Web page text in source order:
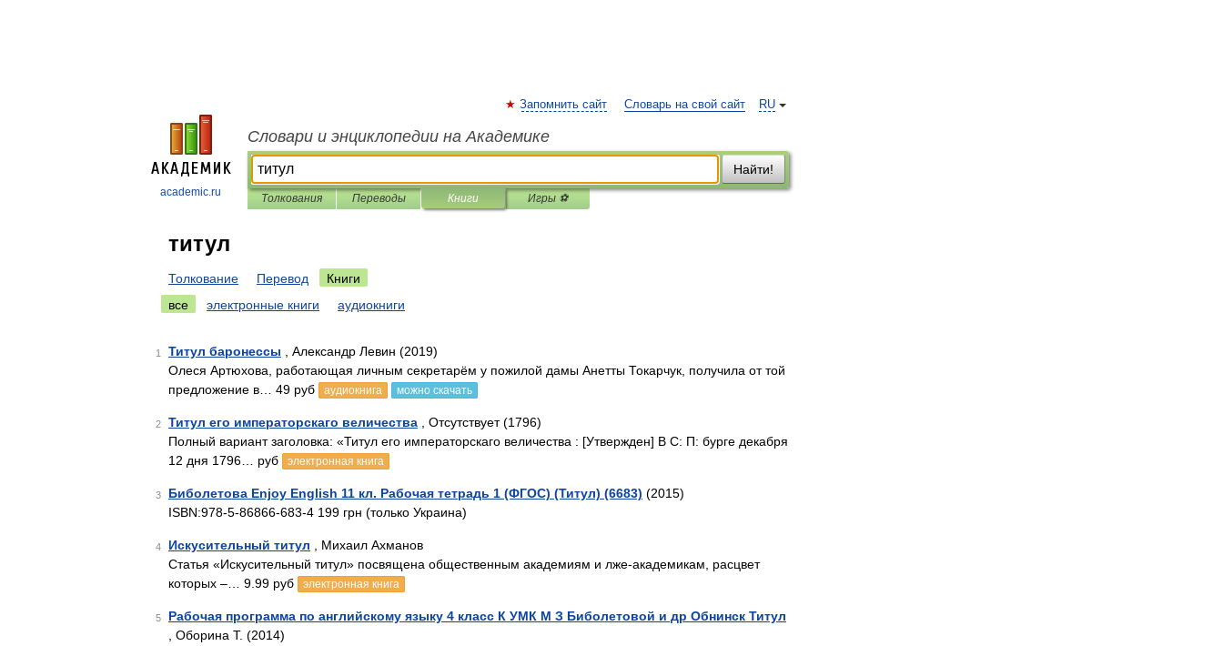
academic.ru
RU
Запомнить сайт Словарь на свой сайт
Словари и энциклопедии на Академике
Найти!
Толкования Переводы Книги Игры ⚽
титул
Толкование Перевод
Книги
все
электронные книги аудиокниги
1 Титул баронессы , Александр Левин (2019)
Олеся Артюхова, работающая личным секретарём у пожилой дамы Анетты Токарчук, получила от той
предложение в… 49 руб
аудиокнига можно скачать
2 Титул его императорскаго величества , Отсутствует (1796)
Полный вариант заголовка: «Титул его императорскаго величества : [Утвержден] В С: П: бурге декабря
12 дня 1796… руб
электронная книга
3 Биболетова Enjoy English 11 кл. Рабочая тетрадь 1 (ФГОС) (Титул) (6683) (2015)
ISBN:978-5-86866-683-4 199 грн (только Украина)
4 Искусительный титул , Михаил Ахманов
Статья «Искусительный титул» посвящена общественным академиям и лже-академикам, расцвет
которых –… 9.99 руб
электронная книга
5
Рабочая программа по английскому языку 4 класс К УМК М З Биболетовой и др Обнинск Титул
, Оборина Т. (2014)